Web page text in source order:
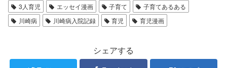
3人育児 エッセイ漫画 子育て
子育てあるある
川崎病
川崎病入院記録 育児 育児漫画
シェアする